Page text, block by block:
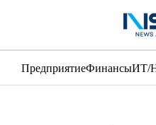
ПредприятиеФинансыИТ/